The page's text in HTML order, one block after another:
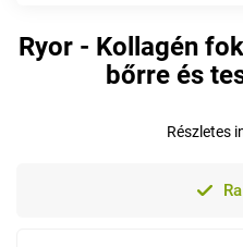
Ryor - Kollagén
bőrre és
Részletes